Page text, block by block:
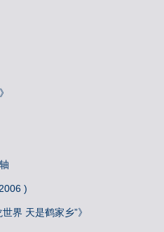
)
界 天是鹤家乡”》